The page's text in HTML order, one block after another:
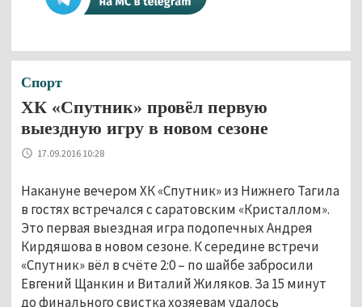
Спорт
ХК «Спутник» провёл первую
выездную игру в новом сезоне
17.09.2016 10:28
Накануне вечером ХК «Спутник» из Нижнего Тагила
в гостях встречался с саратовским «Кристаллом».
Это первая выездная игра подопечных Андрея
Кирдяшова в новом сезоне. К середине встречи
«Спутник» вёл в счёте 2:0 – по шайбе забросили
Евгений Щанкин и Виталий Жиляков. За 15 минут
до финального свистка хозяевам удалось